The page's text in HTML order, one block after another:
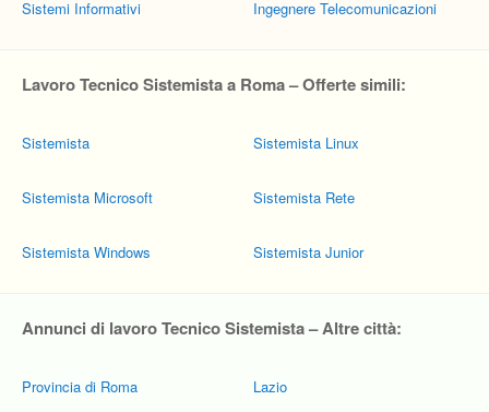
Sistemi Informativi Ingegnere Telecomunicazioni
Lavoro Tecnico Sistemista a Roma – Offerte simili:
Sistemista
Sistemista Microsoft
Sistemista Windows
Sistemista Linux
Sistemista Rete
Sistemista Junior
Annunci di lavoro Tecnico Sistemista – Altre città:
Provincia di Roma Lazio